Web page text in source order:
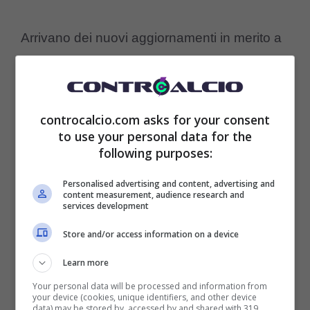
Arrivano dei nuovi aggiornamenti in merito a
questa vicendacalcioscommesseche
continua ad essere difficile da poter gestire
ora visto che continua a portare notizie
Un altro grave caso di
Italiache ora sarà determinante per capire
come andrà la stagione per i vari club che
vedono i propri calciatori coinvolti in tutto
controcalcio.com asks for your consent
to use your personal data for the
following purposes:
Personalised advertising and content, advertising and
content measurement, audience research and
services development
Store and/or access information on a device
Learn more
Your personal data will be processed and information from
your device (cookies, unique identifiers, and other device